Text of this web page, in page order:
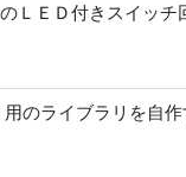
ＬＥＤ付きスイッチ
のライブラリを自作